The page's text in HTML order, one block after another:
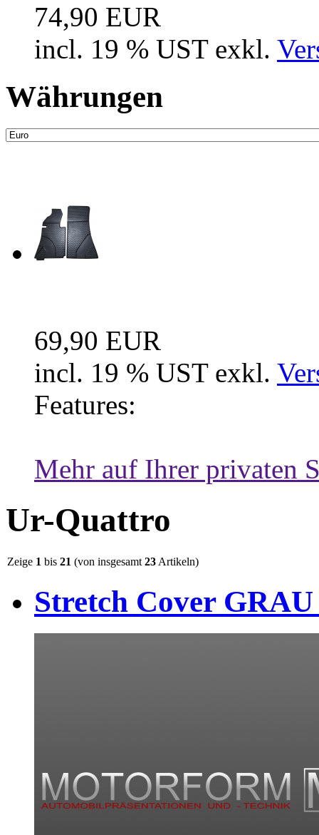
74,90 EUR
incl. 19 % UST exkl.
Währungen
69,90 EUR
incl. 19 % UST exkl.
Features:
Mehr auf Ihrer privaten
Ur-Quattro
Zeige 1 bis 21 (von insgesamt 23 Artikeln)
Stretch Cover